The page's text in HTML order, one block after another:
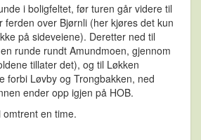
i boligfeltet, før turen går videre til
ferden over Bjørnli (her kjøres det kun
på sideveiene). Deretter ned til
runde rundt Amundmoen, gjennom
tillater det), og til Løkken
forbi Løvby og Trongbakken, ned
ender opp igjen på HOB.
en time.